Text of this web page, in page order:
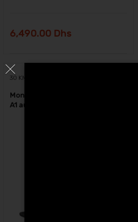
6,490.00 Dhs
30 KM
Monoroue Eléctrique Ninebot One
A1 au Maroc